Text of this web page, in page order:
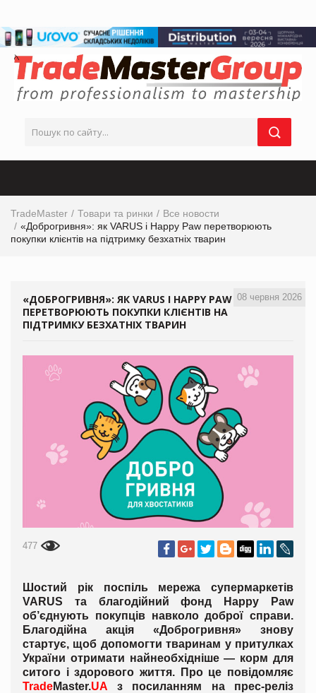
TradeMaster Товари та ринки
Все новости
«Доброгривня»: як VARUS і Happy Paw перетворюють
покупки клієнтів на підтримку безхатніх тварин
08 червня 2026
«ДОБРОГРИВНЯ»: ЯК VARUS І HAPPY PAW
ПЕРЕТВОРЮЮТЬ ПОКУПКИ КЛІЄНТІВ НА
ПІДТРИМКУ БЕЗХАТНІХ ТВАРИН
477
Шостий рік поспіль мережа супермаркетів
VARUS та благодійний фонд Happy Paw
об’єднують покупців навколо доброї справи.
Благодійна акція «Доброгривня» знову
стартує, щоб допомогти тваринам у притулках
України отримати найнеобхідніше — корм для
ситого і здорового життя. П ро це повідомляє
TradeMaster.UA з посиланням на прес-реліз